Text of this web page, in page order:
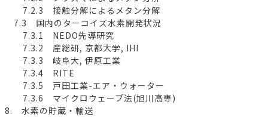
7.2.3 接触分解によるメタン分解
7.3 国内のターコイズ水素開発状況
7.3.1 NEDO先導研究
7.3.2 産総研, 京都大学, IHI
7.3.3 岐阜大, 伊原工業
7.3.4 RITE
7.3.5 戸田工業-エア・ウォーター
7.3.6 マイクロウェーブ法(旭川高専)
8. 水素の貯蔵・輸送